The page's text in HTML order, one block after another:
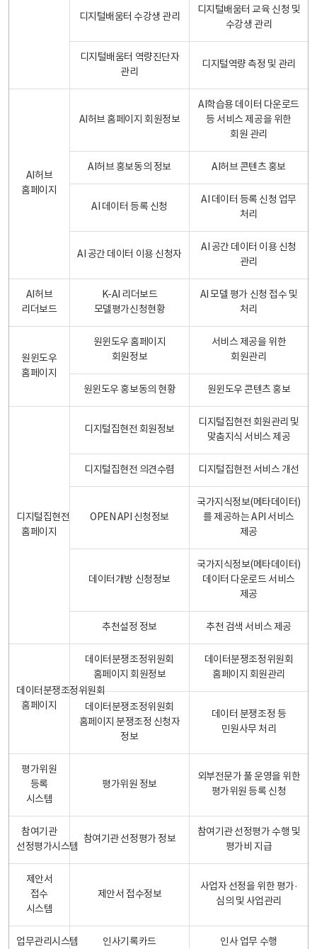
디지털배움터 수강생 관리
디지털배움터 교육 신청 및
수강생 관리
디지털배움터 역량진단자
관리
디지털역량 측정 및 관리
AI허브
홈페이지
AI허브 홈페이지 회원정보
AI학습용 데이터 다운로드
등 서비스 제공을 위한
회원 관리
AI허브 홍보동의 정보 AI허브 콘텐츠 홍보
AI 데이터 등록 신청
AI 데이터 등록 신청 업무
처리
AI 공간 데이터 이용 신청자
AI 공간 데이터 이용 신청
관리
AI허브
리더보드
K-AI 리더보드
모델평가신청현황
AI 모델 평가 신청 접수 및
처리
원윈도우
홈페이지
원윈도우 홈페이지
회원정보
서비스 제공을 위한
회원관리
원윈도우 홍보동의 현황 원윈도우 콘텐츠 홍보
디지털집현전
홈페이지
디지털집현전 회원정보
디지털집현전 회원관리 및
맞춤지식 서비스 제공
디지털집현전 의견수렴 디지털집현전 서비스 개선
OPEN API 신청정보
국가지식정보(메타데이터)
를 제공하는 API 서비스
제공
데이터개방 신청정보
국가지식정보(메타데이터)
데이터 다운로드 서비스
제공
추천설정 정보 추천 검색 서비스 제공
데이터분쟁조정위원회
홈페이지
데이터분쟁조정위원회
홈페이지 회원정보
데이터분쟁조정위원회
홈페이지 회원관리
데이터분쟁조정위원회
홈페이지 분쟁조정 신청자
정보
데이터 분쟁조정 등
민원사무 처리
평가위원
등록
시스템
평가위원 정보
외부전문가 풀 운영을 위한
평가위원 등록 신청
참여기관
선정평가시스템
참여기관 선정평가 정보
참여기관 선정평가 수행 및
평가비 지급
제안서
접수
시스템
제안서 접수정보
사업자 선정을 위한 평가·
심의 및 사업관리
업무관리시스템 인사기록카드 인사 업무 수행